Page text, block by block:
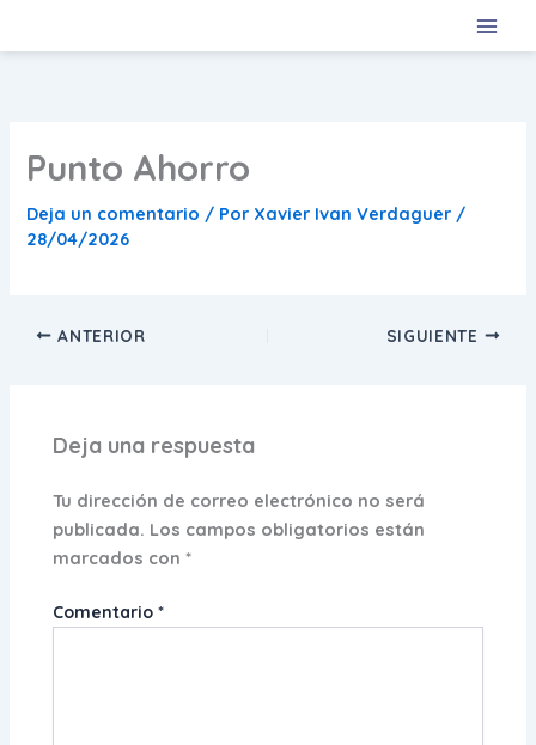
Punto Ahorro
Deja un comentario / Por Xavier Ivan Verdaguer /
28/04/2026
ANTERIOR SIGUIENTE
Deja una respuesta
Tu dirección de correo electrónico no será
publicada. Los campos obligatorios están
marcados con*
Comentario*